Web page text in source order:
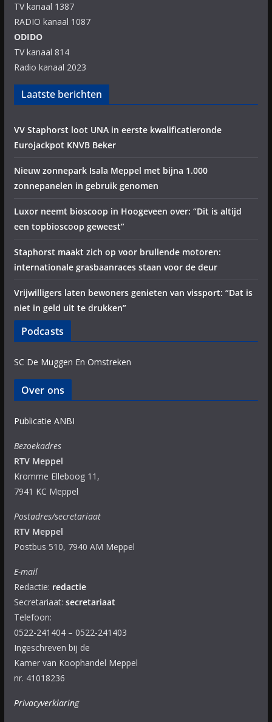
TV kanaal 1387
RADIO kanaal 1087
ODIDO
TV kanaal 814
Radio kanaal 2023
Laatste berichten
VV Staphorst loot UNA in eerste kwalificatieronde
Eurojackpot KNVB Beker
Nieuw zonnepark Isala Meppel met bijna 1.000
zonnepanelen in gebruik genomen
Luxor neemt bioscoop in Hoogeveen over: “Dit is altijd
een topbioscoop geweest”
Staphorst maakt zich op voor brullende motoren:
internationale grasbaanraces staan voor de deur
Vrijwilligers laten bewoners genieten van vissport: “Dat is
niet in geld uit te drukken”
Podcasts
SC De Muggen En Omstreken
Over ons
Publicatie ANBI
Bezoekadres
RTV Meppel
Kromme Elleboog 11,
7941 KC Meppel
Postadres/secretariaat
RTV Meppel
Postbus 510, 7940 AM Meppel
E-mail
Redactie: redactie
Secretariaat: secretariaat
Telefoon:
0522-241404 – 0522-241403
Ingeschreven bij de
Kamer van Koophandel Meppel
nr. 41018236
Privacyverklaring